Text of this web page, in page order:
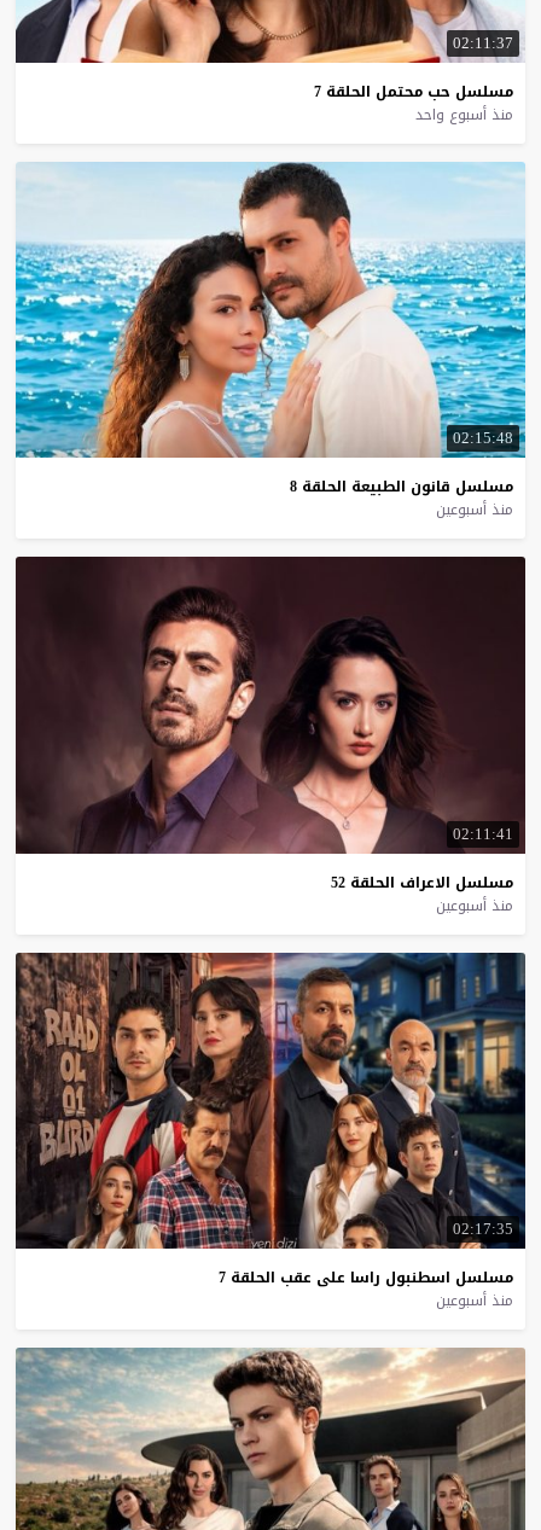
02:11:37
مسلسل حب محتمل الحلقة 7
منذ أسبوع واحد
02:15:48
مسلسل قانون الطبيعة الحلقة 8
منذ أسبوعين
02:11:41
مسلسل الاعراف الحلقة 52
منذ أسبوعين
02:17:35
مسلسل اسطنبول راسا على عقب الحلقة 7
منذ أسبوعين